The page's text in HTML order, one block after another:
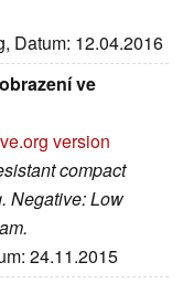
Datum: 12.04.2016
ve
version
compact
Negative: Low
24.11.2015